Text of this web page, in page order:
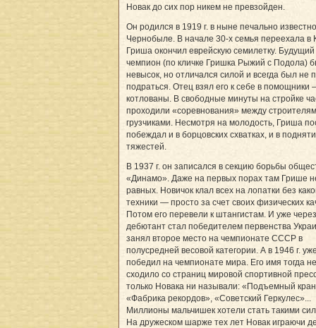
Новак до сих пор никем не превзойден.
Он родился в 1919 г. в ныне печально
Чернобыле. В начале 30-х семья переехала в
Гриша окончил еврейскую семилетку. Будущий
чемпион (по кличке Гришка Рыжий с Подола)
невысок, но отличался силой и всегда был не
подраться. Отец взял его к себе в помощники
котлованы. В свободные минуты на стройке
проходили «соревнования» между
грузчиками. Несмотря на молодость, Гриша
побеждал и в борцовских схватках, и в
тяжестей.
В 1937 г. он записался в секцию борьбы
«Динамо». Даже на первых порах там Грише
равных. Новичок клал всех на лопатки без
техники — просто за счет своих физических
Потом его перевели к штангистам. И уже
дебютант стал победителем первенства
занял второе место на чемпионате СССР в
полусредней весовой категории. А в 1946 г.
победил на чемпионате мира. Его имя тогда не
сходило со страниц мировой спортивной
только Новака ни называли: «Подъемный
«Фабрика рекордов», «Советский Геркулес»...
Миллионы мальчишек хотели стать такими
На дружеском шарже тех лет Новак играючи